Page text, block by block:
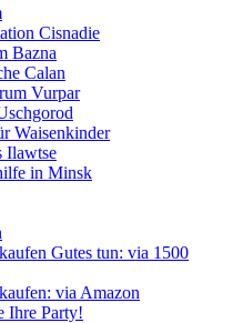
Cisnadie
Bazna
Calan
Vurpar
Waisenkinder
Ilawtse
in Minsk
Gutes tun: via 1500
via Amazon
Ihre Party!